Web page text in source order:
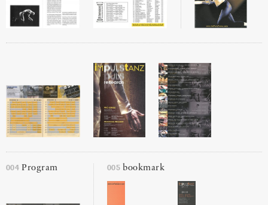
004Program 005bookmark